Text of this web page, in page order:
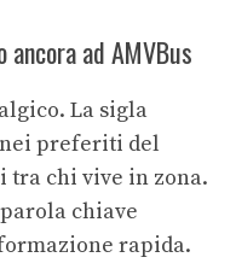
ad AMVBus
La sigla
nei preferiti del
tra chi vive in zona.
parola chiave
rapida.